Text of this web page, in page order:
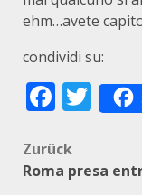
ehm…avete
condividi su:
Zurück
Roma presa